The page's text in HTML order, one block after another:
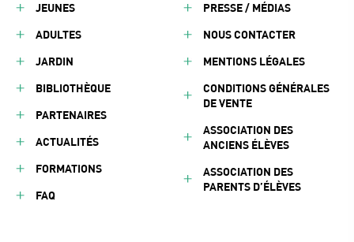
JEUNES
ADULTES
JARDIN
BIBLIOTHÈQUE
PARTENAIRES
ACTUALITÉS
FORMATIONS
FAQ
PRESSE / MÉDIAS
NOUS CONTACTER
MENTIONS LÉGALES
CONDITIONS GÉNÉRALES
DE VENTE
ASSOCIATION DES
ANCIENS ÉLÈVES
ASSOCIATION DES
PARENTS D’ÉLÈVES